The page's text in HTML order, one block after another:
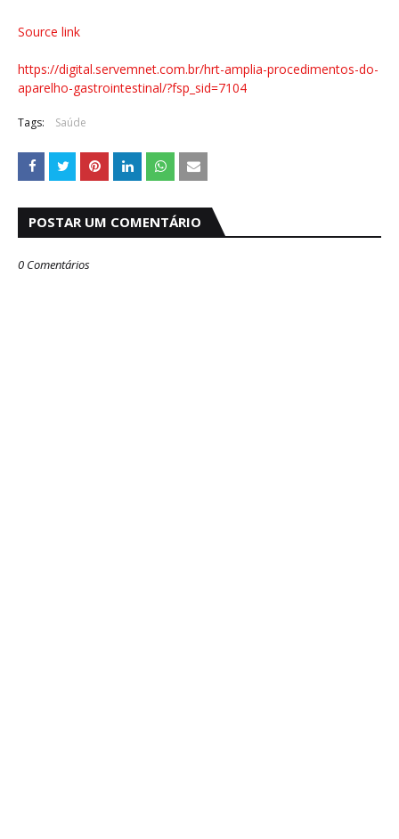
Source link
https://digital.servemnet.com.br/hrt-amplia-procedimentos-do-
aparelho-gastrointestinal/?fsp_sid=7104
Tags: Saúde
POSTAR UM COMENTÁRIO
0 Comentários